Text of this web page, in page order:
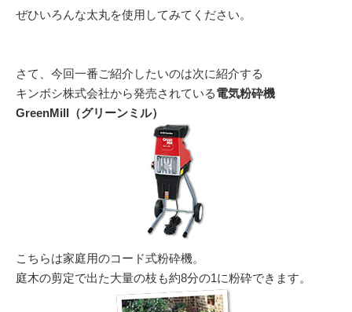
ぜひいろんな太丸を使用してみてください。
さて、今回一番ご紹介したいのは次に紹介する
キンボシ株式会社から発売されている電気粉砕機
GreenMill（グリーンミル）
こちらは家庭用のコード式粉砕機。
庭木の剪定で出た大量の枝も約8分の1に粉砕できます。